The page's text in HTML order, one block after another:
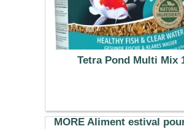
Tetra Pond Multi Mix
35.39 €
MORE Aliment estival